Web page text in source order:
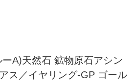
A)天然石 鉱物原石アシン
ス／イヤリング-GP ゴール